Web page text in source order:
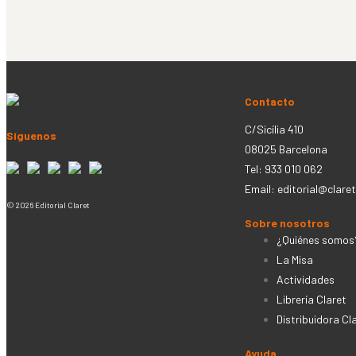
Síguenos
© 2026 Editorial Claret
Contacto
C/Sicília 410
08025 Barcelona
Tel: 933 010 062
Email:
Sobre nosotros
¿Quiénes
La Misa
Actividades
Librería Claret
Distribuidora
Ayuda